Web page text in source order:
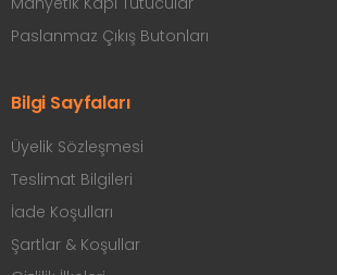
Paslanmaz Çıkış Butonları
Bilgi Sayfaları
Üyelik Sözleşmesi
Teslimat Bilgileri
İade Koşulları
Şartlar & Koşullar